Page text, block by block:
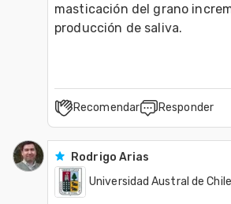
masticación del grano
Recomendar Responder
Rodrigo Arias
Universidad Austral de Chile